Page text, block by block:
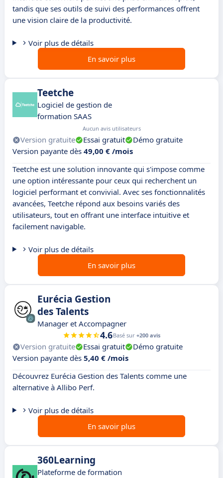
tandis que ses outils de suivi des performances offrent
une vision claire de la productivité.
Voir plus de détails
En savoir plus
Teetche
Logiciel de gestion de
formation SAAS
Aucun avis utilisateurs
Version gratuite Essai gratuit
Démo gratuite
Version payante dès 49,00 € /mois
Teetche est une solution innovante qui s'impose comme
une option intéressante pour ceux qui recherchent un
logiciel performant et convivial. Avec ses fonctionnalités
avancées, Teetche répond aux besoins variés des
utilisateurs, tout en offrant une interface intuitive et
facilement navigable.
Voir plus de détails
En savoir plus
Eurécia Gestion
des Talents
Manager et Accompagner
4.6Basé sur +200 avis
Version gratuite Essai gratuit
Démo gratuite
Version payante dès 5,40 € /mois
Découvrez Eurécia Gestion des Talents comme une
alternative à Allibo Perf.
Voir plus de détails
En savoir plus
360Learning
Plateforme de formation